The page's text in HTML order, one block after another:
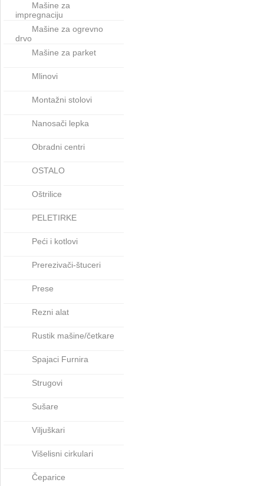
Mašine za
impregnaciju
Mašine za ogrevno
drvo
Mašine za parket
Mlinovi
Montažni stolovi
Nanosači lepka
Obradni centri
OSTALO
Oštrilice
PELETIRKE
Peći i kotlovi
Prerezivači-štuceri
Prese
Rezni alat
Rustik mašine/četkare
Spajaci Furnira
Strugovi
Sušare
Viljuškari
Višelisni cirkulari
Čeparice